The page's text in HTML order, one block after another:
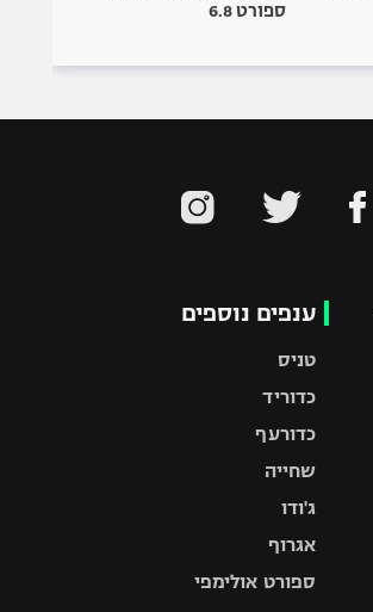
ספורט 6.8
ענפים נוספים
טניס
כדוריד
כדורעף
שחייה
ג'ודו
אגרוף
ספורט אולימפי